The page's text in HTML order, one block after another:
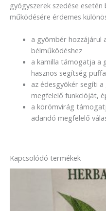
gyógyszerek szedése
működésére érdemes
a gyömbér hozzájárul
bélműködéshez
a kamilla támogatja a
hasznos segítség
az édesgyökér segíti
megfelelő funkcióját,
a körömvirág
adandó megfelelő
Kapcsolódó termékek